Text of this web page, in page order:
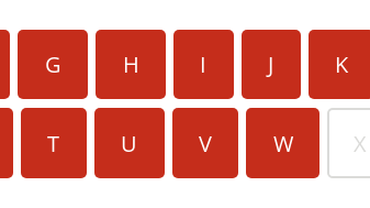
G H I J K
T U V W X